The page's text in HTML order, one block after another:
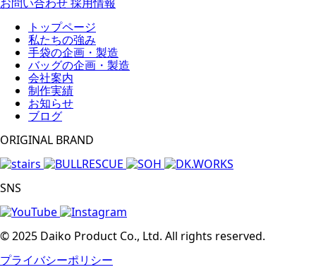
トップページ
私たちの強み
手袋の企画・製造
バッグの企画・製造
会社案内
制作実績
お知らせ
ブログ
ORIGINAL BRAND
SNS
© 2025 Daiko Product Co., Ltd. All rights reserved.
プライバシーポリシー